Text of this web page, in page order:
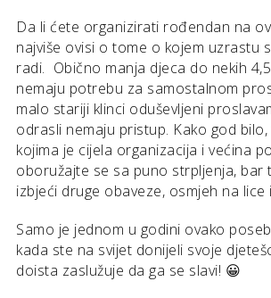
Da li ćete organizirati rođendan na
najviše ovisi o tome o kojem uzrastu
radi. Obično manja djeca do nekih
nemaju potrebu za samostalnom
malo stariji klinci oduševljeni
odrasli nemaju pristup. Kako god bilo,
kojima je cijela organizacija i većina
oboružajte se sa puno strpljenja, bar
izbjeći druge obaveze, osmjeh na lice
Samo je jednom u godini ovako
kada ste na svijet donijeli svoje
doista zaslužuje da ga se slavi! 😀